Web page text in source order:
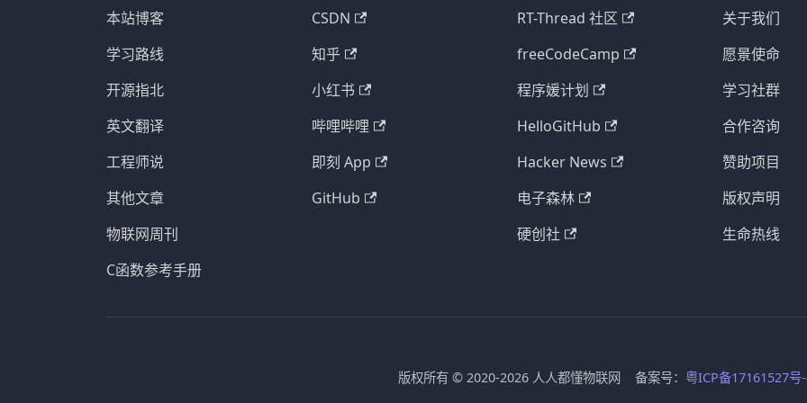
本站博客
学习路线
开源指北
英文翻译
工程师说
其他文章
物联网周刊
C函数参考手册
CSDN
知乎
小红书
哔哩哔哩
即刻 App
GitHub
RT-Thread 社区
freeCodeCamp
程序媛计划
HelloGitHub
Hacker News
电子森林
硬创社
关于我们
愿景使命
学习社群
合作咨询
赞助项目
版权声明
生命热线
版权所有 © 2020-2026 人人都懂物联网 备案号： 粤ICP备17161527号